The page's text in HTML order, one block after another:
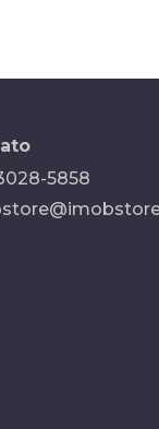
5858